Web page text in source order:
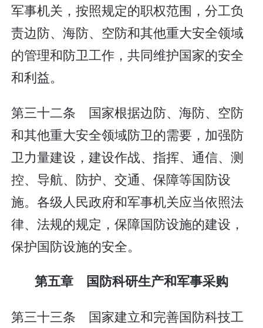
军事机关，按照规定的职权范围，分工负
责边防、海防、空防和其他重大安全领域
的管理和防卫工作，共同维护国家的安全
和利益。
第三十二条 国家根据边防、海防、空防
和其他重大安全领域防卫的需要，加强防
卫力量建设，建设作战、指挥、通信、测
控、导航、防护、交通、保障等国防设
施。各级人民政府和军事机关应当依照法
律、法规的规定，保障国防设施的建设，
保护国防设施的安全。
第五章 国防科研生产和军事采购
第三十三条 国家建立和完善国防科技工